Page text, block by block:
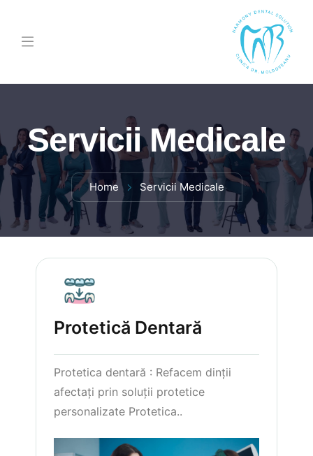
Servicii Medicale
Home Servicii Medicale
Protetică Dentară
Protetica dentară : Refacem dinții
afectați prin soluții protetice
personalizate Protetica..